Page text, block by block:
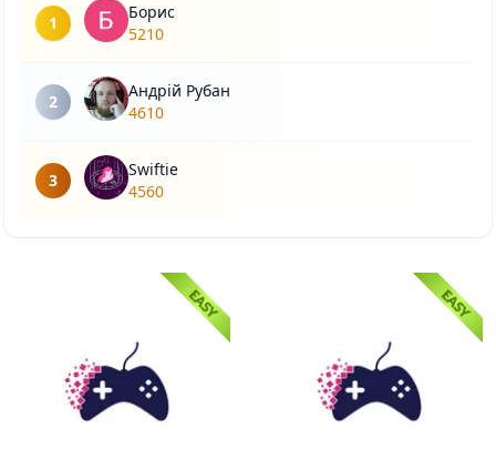
1
Борис
5210
2
Андрій Рубан
4610
3
Swiftie
4560